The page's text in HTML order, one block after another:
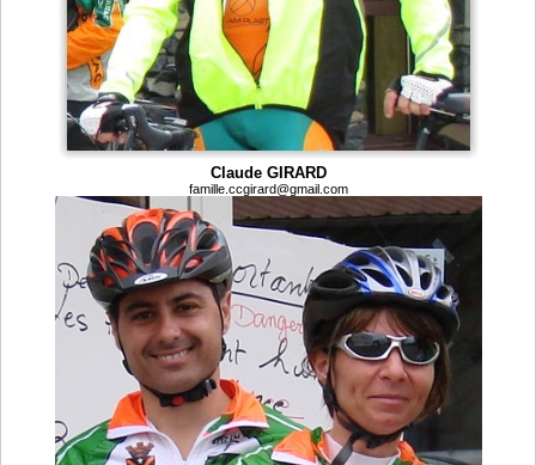
Claude GIRARD
famille.ccgirard@gmail.com